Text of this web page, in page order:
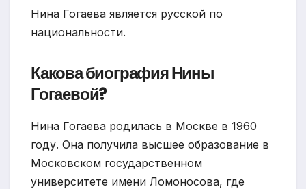
Нина Гогаева является русской по
национальности.
Какова биография Нины
Гогаевой?
Нина Гогаева родилась в Москве в 1960
году. Она получила высшее образование в
Московском государственном
университете имени Ломоносова, где